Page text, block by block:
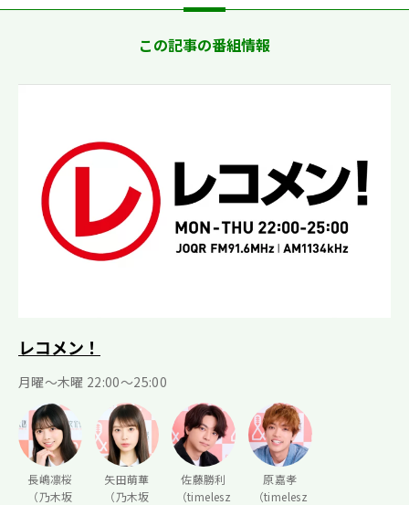
この記事の番組情報
レコメン！
月曜〜木曜 22:00〜25:00
長嶋凛桜
（乃木坂
矢田萌華
（乃木坂
佐藤勝利
（timelesz
原嘉孝
（timelesz